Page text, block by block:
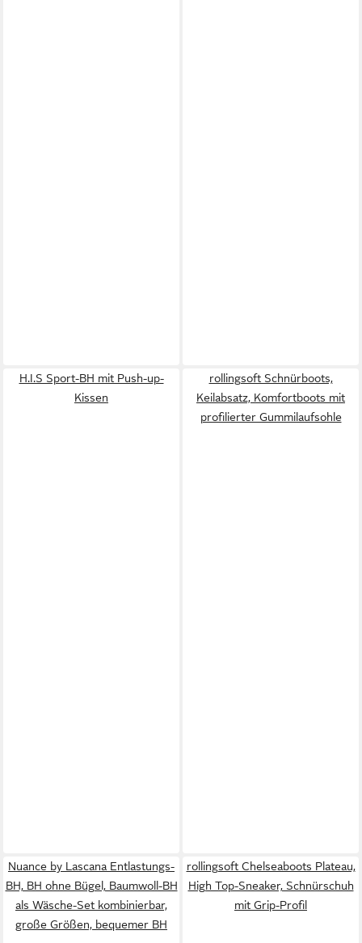
H.I.S Sport-BH mit Push-up-
Kissen
rollingsoft Schnürboots,
Keilabsatz, Komfortboots mit
profilierter Gummilaufsohle
Nuance by Lascana Entlastungs-
BH, BH ohne Bügel, Baumwoll-BH
als Wäsche-Set kombinierbar,
große Größen, bequemer BH
rollingsoft Chelseaboots Plateau,
High Top-Sneaker, Schnürschuh
mit Grip-Profil